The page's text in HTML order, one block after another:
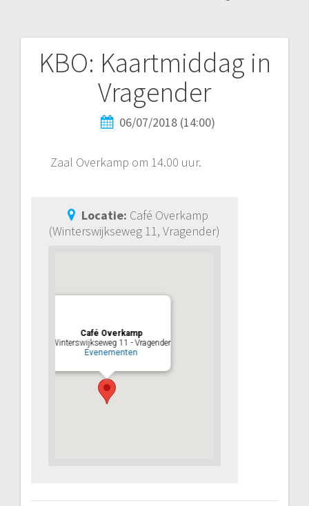
KBO: Kaartmiddag in
Vragender
06/07/2018 (14:00)
Zaal Overkamp om 14.00 uur.
Locatie: Café Overkamp
(Winterswijkseweg 11, Vragender)
Café Overkamp
Winterswijkseweg 11 - Vragender
Evenementen